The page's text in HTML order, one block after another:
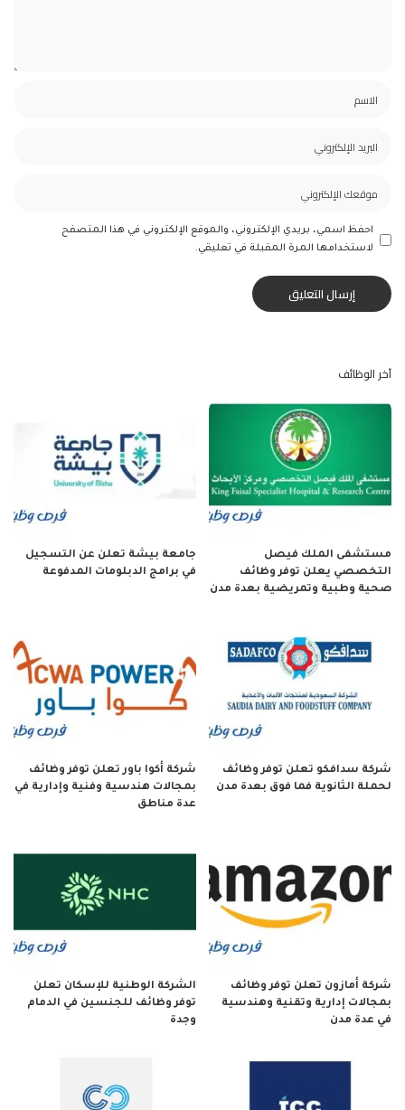
احفظ اسمي، بريدي الإلكتروني، والموقع الإلكتروني في هذا المتصفح
لاستخدامها المرة المقبلة في تعليقي.
آخر الوظائف
مستشفى الملك فيصل
التخصصي يعلن توفر وظائف
صحية وطبية وتمريضية بعدة مدن
جامعة بيشة تعلن عن التسجيل
في برامج الدبلومات المدفوعة
شركة سدافكو تعلن توفر وظائف
لحملة الثانوية فما فوق بعدة مدن
شركة أكوا باور تعلن توفر وظائف
بمجالات هندسية وفنية وإدارية في
عدة مناطق
شركة أمازون تعلن توفر وظائف
بمجالات إدارية وتقنية وهندسية
في عدة مدن
الشركة الوطنية للإسكان تعلن
توفر وظائف للجنسين في الدمام
وجدة